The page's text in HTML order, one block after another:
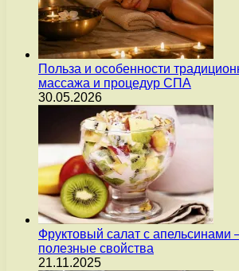
Польза и особенности
массажа и процедур СПА
30.05.2026
Фруктовый салат с апельсинами
полезные свойства
21.11.2025